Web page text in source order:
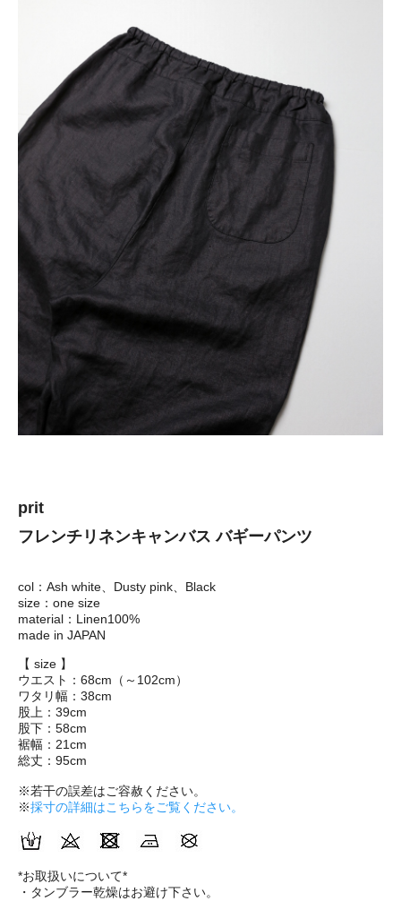
prit
フレンチリネンキャンバス バギーパンツ
col：Ash white、Dusty pink、Black
size：one size
material：Linen100%
made in JAPAN
【 size 】
ウエスト：68cm（～102cm）
ワタリ幅：38cm
股上：39cm
股下：58cm
裾幅：21cm
総丈：95cm
※若干の誤差はご容赦ください。
※採寸の詳細はこちらをご覧ください。
*お取扱いについて*
・タンブラー乾燥はお避け下さい。